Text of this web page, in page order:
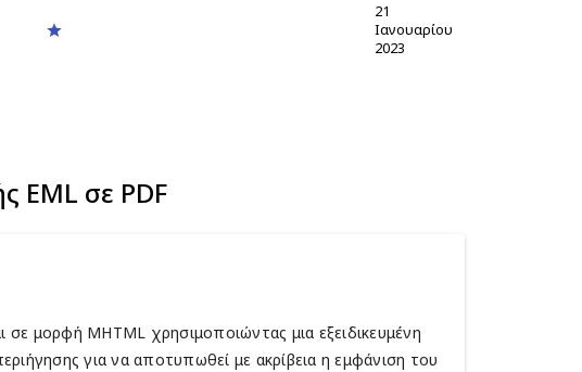
21
Ιανουαρίου
2023
EML σε PDF
σε μορφή MHTML χρησιμοποιώντας μια εξειδικευμένη
για να αποτυπωθεί με ακρίβεια η εμφάνιση του